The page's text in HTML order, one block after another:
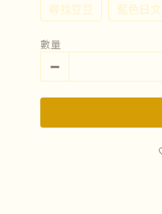
尋找豆豆
藍色日文
數量